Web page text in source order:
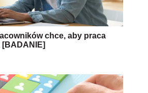
chce, aby praca
[BADANIE]